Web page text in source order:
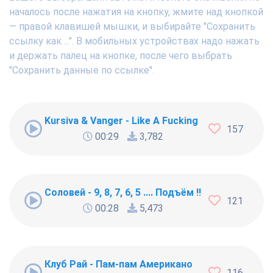
началось после нажатия на кнопку, жмите над кнопкой
— правой клавишей мышки, и выбирайте "Сохранить
ссылку как ...". В мобильных устройствах надо нажать
и держать палец на кнопке, после чего выбрать
"Сохранить данные по ссылке".
Kursiva & Vanger - Like A Fucking Newbie
00:29
3,782
157
Соловей - 9, 8, 7, 6, 5 .... Подъём !!!
00:28
5,473
121
Клуб Рай - Пам-пам Американо